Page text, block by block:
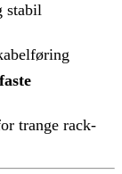
stabil
trange rack-